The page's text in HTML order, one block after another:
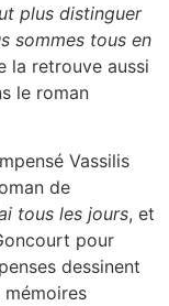
plus distinguer
sommes tous en
la retrouve aussi
le roman
Vassilis
de
tous les jours, et
pour
dessinent